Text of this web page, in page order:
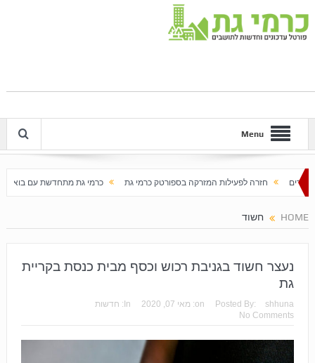
Menu
לפעילות המזרקה בספורטק כרמי גת כרמי גת מתחדשת עם בוא האביב עלייה
HOME חשוד
נעצר חשוד בגניבת רכוש וכסף מבית כנסת בקריית
גת
Posted By: shhuna
on: מאי 07, 2020 In:
חדשות
No Comments